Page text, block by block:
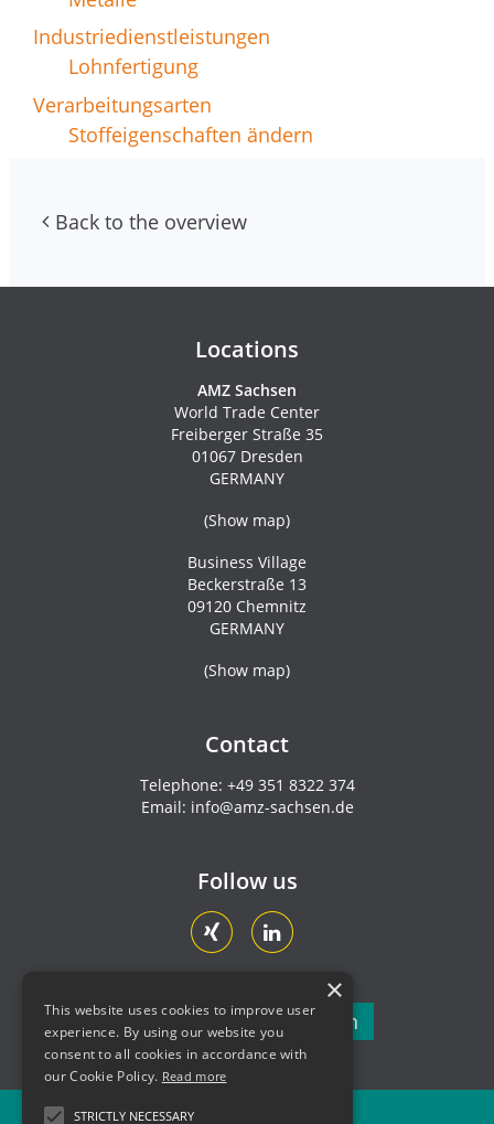
Industriedienstleistungen
Lohnfertigung
Verarbeitungsarten
Stoffeigenschaften ändern
Back to the overview
Locations
AMZ Sachsen
World Trade Center
Freiberger Straße 35
01067 Dresden
GERMANY
(Show map)
Business Village
Beckerstraße 13
09120 Chemnitz
GERMANY
(Show map)
Contact
Telephone: +49 351 8322 374
Email: info@amz-sachsen.de
Follow us
Newsletter subscription
×
This website uses cookies to improve user
experience. By using our website you
consent to all cookies in accordance with
our Cookie Policy. Read more
STRICTLY NECESSARY